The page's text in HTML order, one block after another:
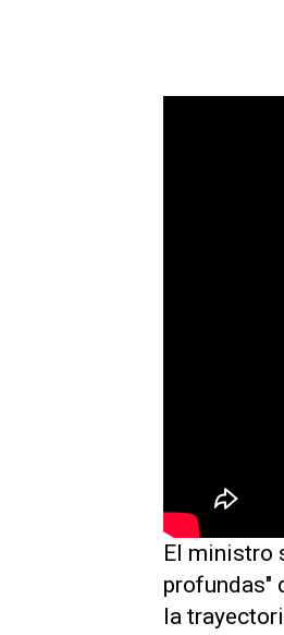
El ministro
profundas"
la